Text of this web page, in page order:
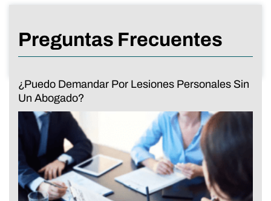
Preguntas Frecuentes
¿Puedo Demandar Por Lesiones Personales Sin
Un Abogado?